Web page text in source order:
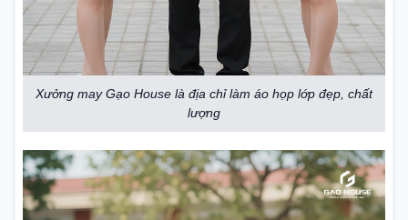
Xưởng may Gạo House là địa chỉ làm áo họp lớp đẹp, chất
lượng